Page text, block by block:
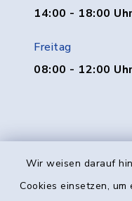
Wir weisen darauf
Cookies einsetzen,
14:00 - 18:00
Freitag
08:00 - 12:00